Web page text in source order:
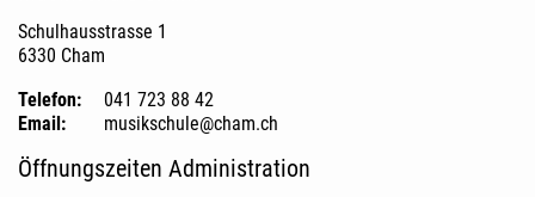
Schulhausstrasse 1
6330 Cham
Telefon:
041 723 88 42
Email:
musikschule@cham.ch
Öffnungszeiten Administration